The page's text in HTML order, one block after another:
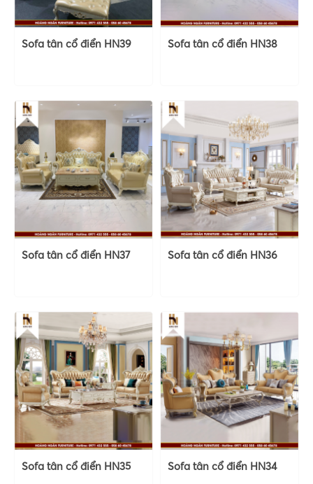
Sofa tân cổ điển HN39 Sofa tân cổ điển HN38
Sofa tân cổ điển HN37 Sofa tân cổ điển HN36
Sofa tân cổ điển HN35 Sofa tân cổ điển HN34